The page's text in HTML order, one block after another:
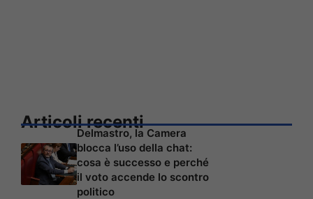
Articoli recenti
Delmastro, la Camera
blocca l’uso della chat:
cosa è successo e perché
il voto accende lo scontro
politico